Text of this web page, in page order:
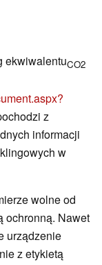
ekwiwalentuCO2
z
informacji
w
wolne od
ochronną. Nawet
urządzenie
z etykietą